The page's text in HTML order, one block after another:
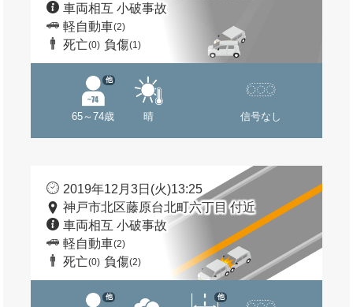
車両相互 小破事故
軽自動車(2)
死亡(0) 負傷(1)
65～74歳
他
晴 信号なし
2019年12月3日(火)13:25
神戸市北区藤原台北町六丁目 付近
車両相互 小破事故
軽自動車(2)
死亡(0) 負傷(2)
他 他